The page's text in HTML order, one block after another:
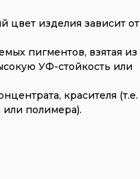
цвет изделия зависит от
пигментов, взятая из
УФ-стойкость или
красителя (т.е.
полимера).